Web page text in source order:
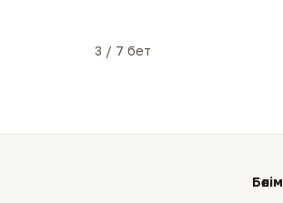
3 / 7 бет